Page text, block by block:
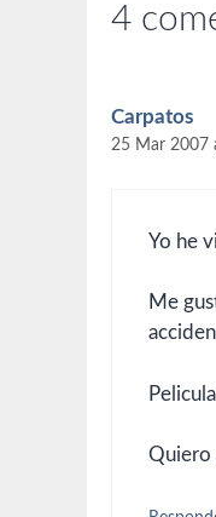
4
Carpatos
25 Mar 2007
Yo he
Me
Quiero